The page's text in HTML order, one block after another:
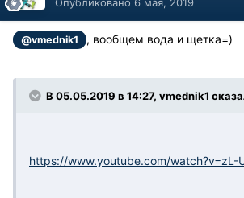
@vmednik1 , вообщем вода и щетка=)
В 05.05.2019 в 14:27, vmednik1
https://www.youtube.com/watch?v=zL-